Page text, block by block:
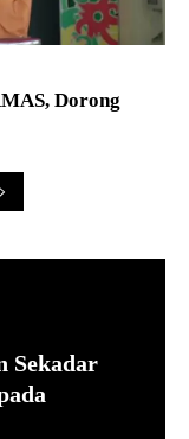
Dorong
Sekadar